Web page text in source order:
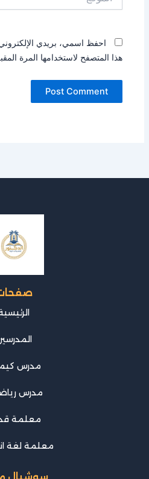
احفظ اسمي، بريدي
هذا المتصفح لاستخدامها المرة
مدرس
مدرس
معلمة
معلمة لغة